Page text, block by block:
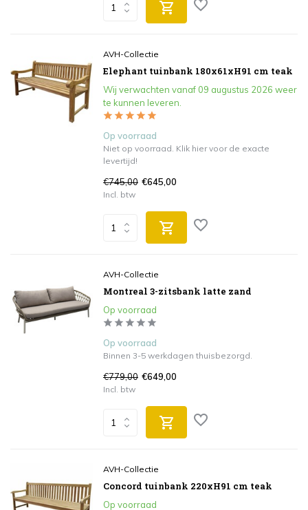
AVH-Collectie
Elephant tuinbank 180x61xH91 cm teak
Wij verwachten vanaf 09 augustus 2026 weer
te kunnen leveren.
Op voorraad
Niet op voorraad. Klik hier voor de exacte
levertijd!
€745,00 €645,00
Incl. btw
AVH-Collectie
Montreal 3-zitsbank latte zand
Op voorraad
Op voorraad
Binnen 3-5 werkdagen thuisbezorgd.
€779,00 €649,00
Incl. btw
AVH-Collectie
Concord tuinbank 220xH91 cm teak
Op voorraad